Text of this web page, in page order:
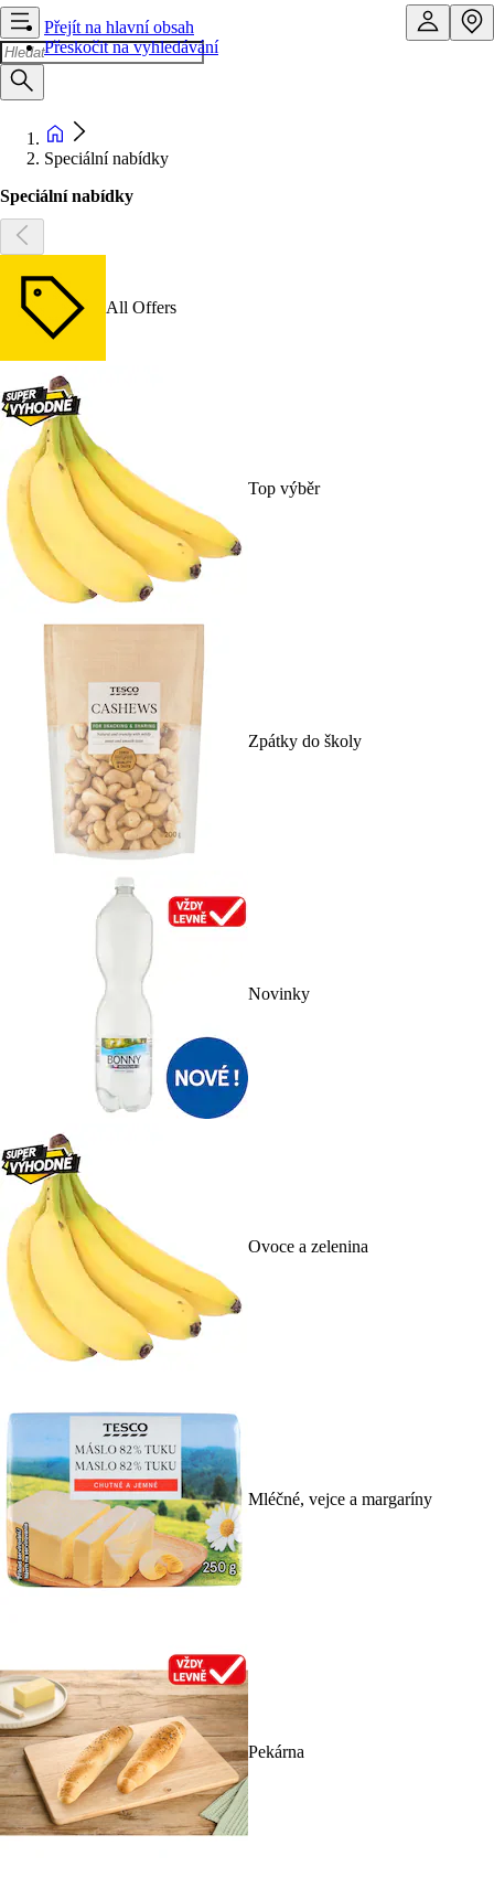
Přejít na hlavní obsah
Přeskočit na vyhledávání
Speciální nabídky
Speciální nabídky
All Offers
Top výběr
Zpátky do školy
Novinky
Ovoce a zelenina
Mléčné, vejce a margaríny
Pekárna